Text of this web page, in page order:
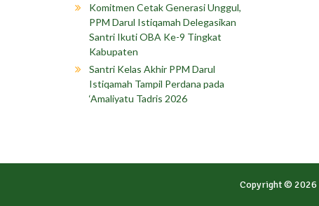
Komitmen Cetak Generasi Unggul,
PPM Darul Istiqamah Delegasikan
Santri Ikuti OBA Ke-9 Tingkat
Kabupaten
Santri Kelas Akhir PPM Darul
Istiqamah Tampil Perdana pada
‘Amaliyatu Tadris 2026
Copyright © 2026